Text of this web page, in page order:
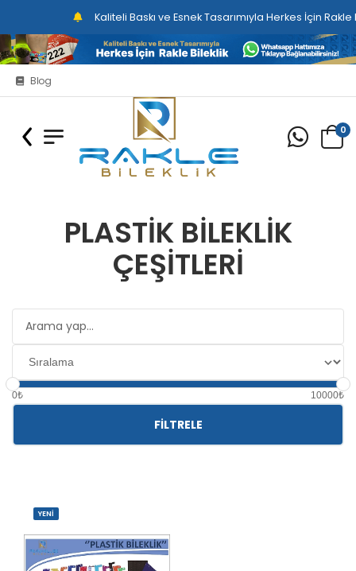
Kaliteli Baskı ve Esnek Tasarımıyla Herkes İçin Rakle
Blog
0
PLASTIK BILEKLIK
ÇEŞITLERI
0₺ 10000₺
FILTRELE
YENİ